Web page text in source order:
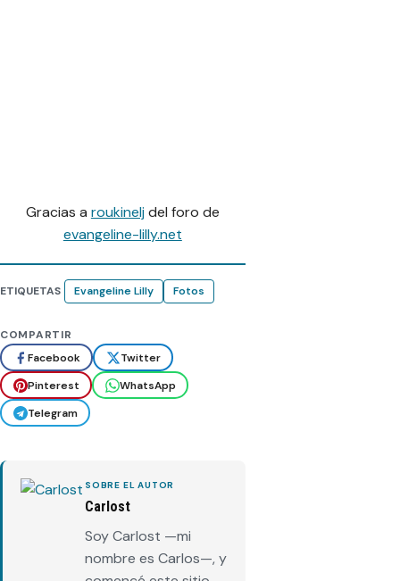
Gracias a roukineljdel foro de
evangeline-lilly.net
ETIQUETAS Evangeline Lilly Fotos
COMPARTIR
Facebook
Twitter
Pinterest
WhatsApp
Telegram
SOBRE EL AUTOR
Carlost
Soy Carlost —mi
nombre es Carlos—, y